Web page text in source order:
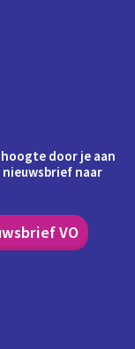
door je aan
naar
VO